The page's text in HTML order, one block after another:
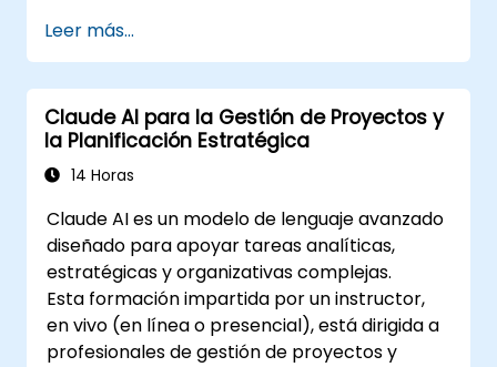
Leer más...
Claude AI para la Gestión de Proyectos y
la Planificación Estratégica
14 Horas
Claude AI es un modelo de lenguaje avanzado
diseñado para apoyar tareas analíticas,
estratégicas y organizativas complejas.
Esta formación impartida por un instructor,
en vivo (en línea o presencial), está dirigida a
profesionales de gestión de proyectos y